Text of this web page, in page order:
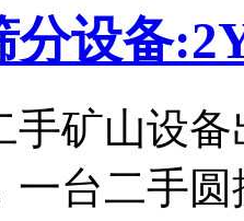
分设备
手矿山设
一台二手